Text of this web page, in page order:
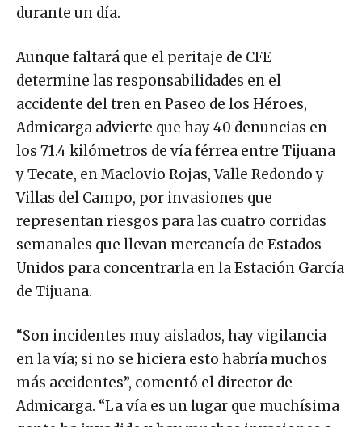
durante un día.
Aunque faltará que el peritaje de CFE
determine las responsabilidades en el
accidente del tren en Paseo de los Héroes,
Admicarga advierte que hay 40 denuncias en
los 71.4 kilómetros de vía férrea entre Tijuana
y Tecate, en Maclovio Rojas, Valle Redondo y
Villas del Campo, por invasiones que
representan riesgos para las cuatro corridas
semanales que llevan mercancía de Estados
Unidos para concentrarla en la Estación García
de Tijuana.
“Son incidentes muy aislados, hay vigilancia
en la vía; si no se hiciera esto habría muchos
más accidentes”, comentó el director de
Admicarga. “La vía es un lugar que muchísima